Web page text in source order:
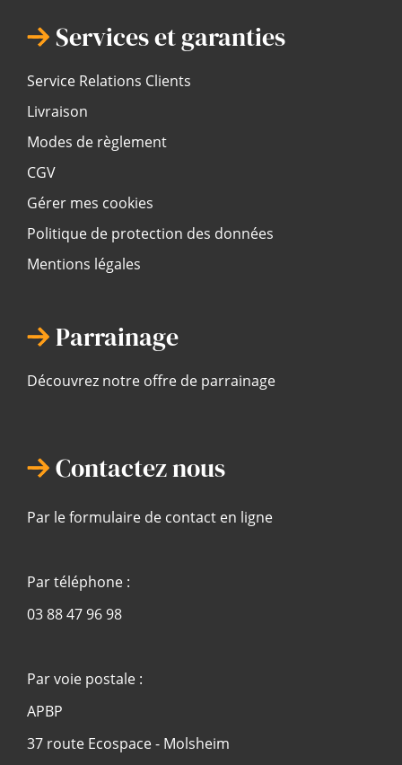
Services et garanties
Service Relations Clients
Livraison
Modes de règlement
CGV
Gérer mes cookies
Politique de protection des données
Mentions légales
Parrainage
Découvrez notre offre de parrainage
Contactez nous
Par le formulaire de contact en ligne
Par téléphone :
03 88 47 96 98
Par voie postale :
APBP
37 route Ecospace - Molsheim